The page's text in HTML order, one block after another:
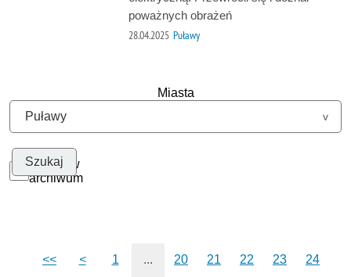
poważnych obrażeń
28.04.2025 Puławy
Miasta
Szukaj w
archiwum
<< < 1 ... 20 21 22 23 24